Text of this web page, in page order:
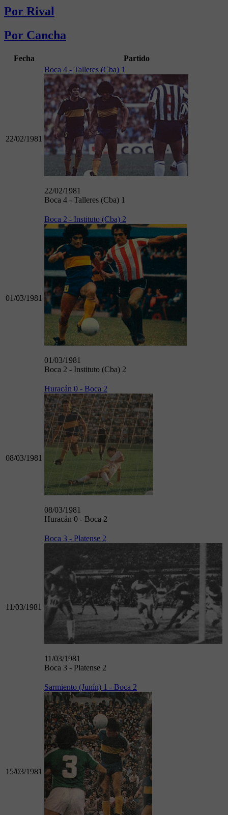
Por Rival
Por Cancha
Fecha Partido
22/02/1981
Boca 4 - Talleres (Cba) 1
22/02/1981
Boca 4 - Talleres (Cba) 1
01/03/1981
Boca 2 - Instituto (Cba) 2
01/03/1981
Boca 2 - Instituto (Cba) 2
08/03/1981
Huracán 0 - Boca 2
08/03/1981
Huracán 0 - Boca 2
11/03/1981
Boca 3 - Platense 2
11/03/1981
Boca 3 - Platense 2
15/03/1981
Sarmiento (Junín) 1 - Boca 2